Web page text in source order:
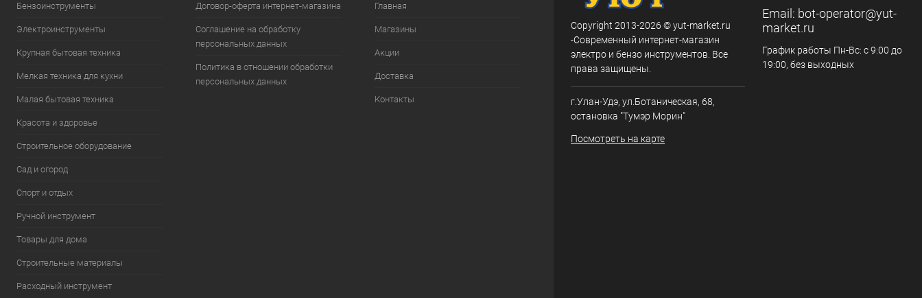
Бензоинструменты
Электроинструменты
Крупная бытовая техника
Мелкая техника для кухни
Малая бытовая техника
Красота и здоровье
Строительное оборудование
Сад и огород
Спорт и отдых
Ручной инструмент
Товары для дома
Строительные материалы
Расходный инструмент
Договор-оферта интернет-магазина
Соглашение на обработку
персональных данных
Политика в отношении обработки
персональных данных
Главная
Магазины
Акции
Доставка
Контакты
Copyright 2013-2026 © yut-market.ru
-Современный интернет-магазин
электро и бензо инструментов. Все
права защищены.
г.Улан-Удэ, ул.Ботаническая, 68,
остановка "Тумэр Морин"
Посмотреть на карте
Email: bot-operator@yut-
market.ru
График работы Пн-Вс: с 9:00 до
19:00, без выходных